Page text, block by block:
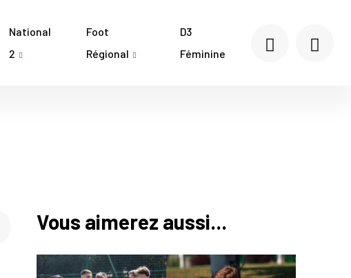
National
2
Foot
Régional
D3
Féminine
Vous aimerez aussi...